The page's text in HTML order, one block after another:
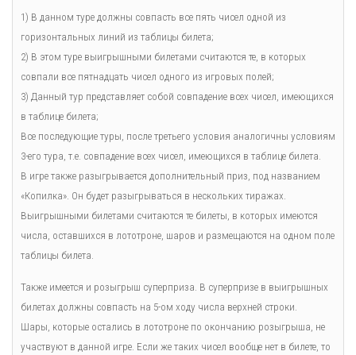
1) В данном туре должны совпасть все пять чисел одной из
горизонтальных линий из таблицы билета;
2) В этом туре выигрышными билетами считаются те, в которых
совпали все пятнадцать чисел одного из игровых полей;
3) Данный тур представляет собой совпадение всех чисел, имеющихся
в таблице билета;
Все последующие туры, после третьего условия аналогичны условиям
3-его тура, т.е. совпадение всех чисел, имеющихся в таблице билета.
В игре также разыгрывается дополнительный приз, под названием
«Копилка». Он будет разыгрываться в нескольких тиражах.
Выигрышными билетами считаются те билеты, в которых имеются
числа, оставшихся в лототроне, шаров и размещаются на одном поле
таблицы билета.
Также имеется и розыгрыш суперприза. В суперпризе в выигрышных
билетах должны совпасть на 5-ом ходу числа верхней строки.
Шары, которые остались в лототроне по окончанию розыгрыша, не
участвуют в данной игре. Если же таких чисел вообще нет в билете, то